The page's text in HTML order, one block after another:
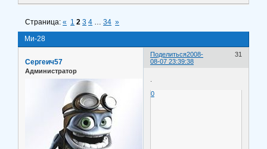
Ми-28
Страница:« 1 2 3 4 … 34 »
Поделиться 31
2008-
08-07 23:39:38
Сергеич57
Администратор
0